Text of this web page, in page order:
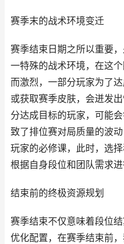
赛季末的战术环境变迁
赛季结束日期之所以重要
一特殊的战术环境，在这
而激烈，一部分玩家为了
或获取赛季皮肤，会迸发
分达成目标的玩家，可能
致了排位赛对局质量的波
玩家的必修课，此时，选
根据自身段位和团队需求进
结束前的终极资源规划
赛季结束不仅意味着段位
优化配置，在赛季结束前